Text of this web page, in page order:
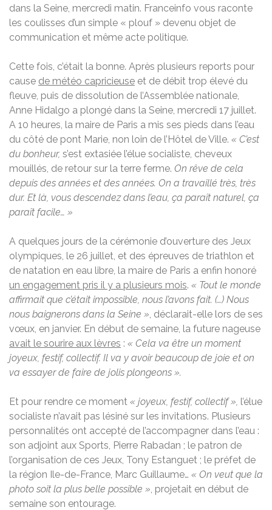
dans la Seine, mercredi matin. Franceinfo vous raconte
les coulisses d’un simple « plouf » devenu objet de
communication et même acte politique.
Cette fois, c’était la bonne. Après plusieurs reports pour
cause de météo capricieuse et de débit trop élevé du
fleuve, puis de dissolution de l’Assemblée nationale,
Anne Hidalgo a plongé dans la Seine, mercredi 17 juillet.
A 10 heures, la maire de Paris a mis ses pieds dans l’eau
du côté de pont Marie, non loin de l’Hôtel de Ville. « C’est
du bonheur, s’est extasiée l’élue socialiste, cheveux
mouillés, de retour sur la terre ferme. On rêve de cela
depuis des années et des années. On a travaillé très, très
dur. Et là, vous descendez dans l’eau, ça paraît naturel, ça
paraît facile… »
A quelques jours de la cérémonie d’ouverture des Jeux
olympiques, le 26 juillet, et des épreuves de triathlon et
de natation en eau libre, la maire de Paris a enfin honoré
un engagement pris il y a plusieurs mois. « Tout le monde
affirmait que c’était impossible, nous l’avons fait. (…) Nous
nous baignerons dans la Seine » , déclarait-elle lors de ses
vœux , en janvier. En début de semaine, la future nageuse
avait le sourire aux lèvres : « Cela va être un moment
joyeux, festif, collectif. Il va y avoir beaucoup de joie et on
va essayer de faire de jolis plongeons ».
Et pour rendre ce moment « joyeux, festif, collectif », l’élue
socialiste n’avait pas lésiné sur les invitations. Plusieurs
personnalités ont accepté de l’accompagner dans l’eau :
son adjoint aux Sports, Pierre Rabadan ; le patron de
l’organisation de ces Jeux, Tony Estanguet ; le préfet de
la région Ile-de-France, Marc Guillaume… « On veut que la
photo soit la plus belle possible » projetait en début de
semaine son entourage.